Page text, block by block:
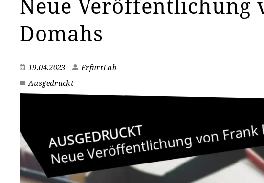
Neue Veröffentlichung
Domahs
19.04.2023
ErfurtLab
Ausgedruckt